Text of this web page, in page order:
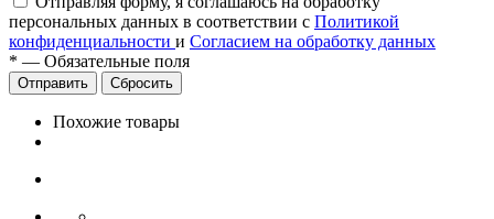
персональных данных в соответствии с Политикой
конфиденциальности и Согласием на обработку данных
* — Обязательные поля
Сбросить
Похожие товары